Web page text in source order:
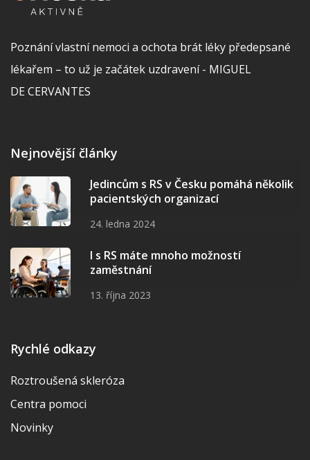
Poznání vlastní nemoci a ochota brát léky předepsané
lékařem – to už je začátek uzdravení - MIGUEL
DE CERVANTES
Nejnovější články
Jedincům s RS v Česku pomáhá několik
pacientských organizací
24. ledna 2024
I s RS máte mnoho možností
zaměstnání
13. října 2023
Rychlé odkazy
Roztroušená skleróza
Centra pomoci
Novinky